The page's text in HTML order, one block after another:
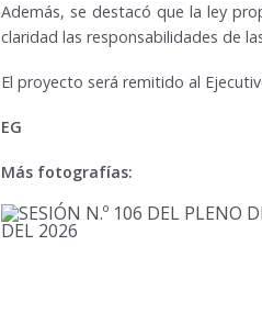
Además, se destacó que la ley
claridad las responsabilidades de
El proyecto será remitido al
EG
Más fotografías: